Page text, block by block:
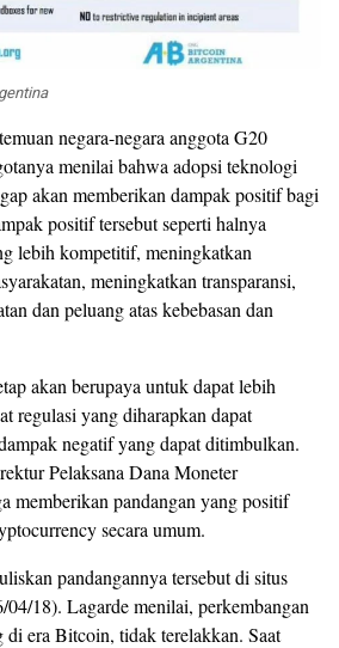
negara-negara anggota G20
menilai bahwa adopsi teknologi
akan memberikan dampak positif bagi
positif tersebut seperti halnya
lebih kompetitif, meningkatkan
meningkatkan transparansi,
dan peluang atas kebebasan dan
akan berupaya untuk dapat lebih
regulasi yang diharapkan dapat
negatif yang dapat ditimbulkan.
Pelaksana Dana Moneter
memberikan pandangan yang positif
secara umum.
pandangannya tersebut di situs
18). Lagarde menilai, perkembangan
era Bitcoin, tidak terelakkan. Saat